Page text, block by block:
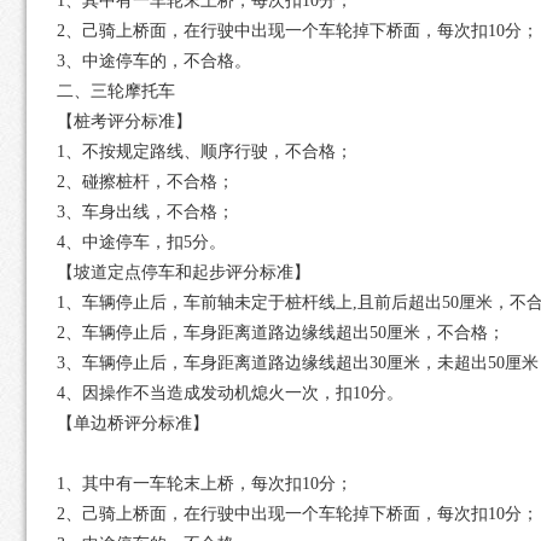
2 、己骑上桥面，在行驶中出现一个车轮掉下桥面，每次扣10分；
3、中途停车的，不合格。
二、三轮摩托车
【桩考评分标准】
1 、不按规定路线、顺序行驶，不合格；
2 、碰擦桩杆，不合格；
3、车身出线，不合格；
4、中途停车，扣5分。
【坡道定点停车和起步评分标准】
1 、车辆停止后，车前轴未定于桩杆线上 且前后超出50厘米，不
2 、车辆停止后，车身距离道路边缘线超出50厘米，不合格；
3、车辆停止后，车身距离道路边缘线超出30厘米，未超出50厘米
4、因操作不当造成发动机熄火一次，扣10分。
【单边桥评分标准】
1 、其中有一车轮末上桥，每次扣10分；
2 、己骑上桥面，在行驶中出现一个车轮掉下桥面，每次扣10分；